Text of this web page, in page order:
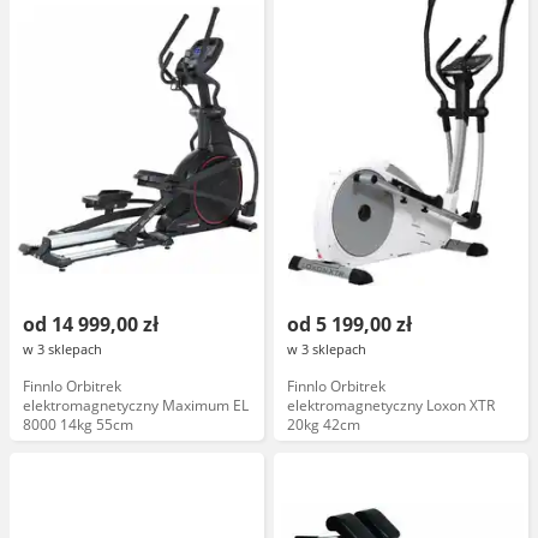
od 14 999,00 zł
w 3 sklepach
Finnlo Orbitrek
elektromagnetyczny Maximum EL
8000 14kg 55cm
od 5 199,00 zł
w 3 sklepach
Finnlo Orbitrek
elektromagnetyczny Loxon XTR
20kg 42cm